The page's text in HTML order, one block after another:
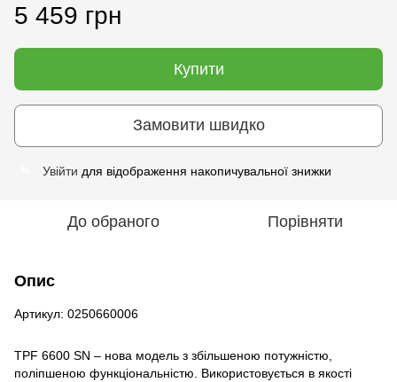
5 459 грн
Купити
Замовити швидко
Увійти для відображення накопичувальної знижки
До обраного Порівняти
Опис
Артикул: 0250660006
TPF 6600 SN – нова модель з збільшеною потужністю,
поліпшеною функціональністю. Використовується в якості